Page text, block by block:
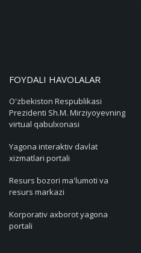
FOYDALI HAVOLALAR
O'zbekiston Respublikasi
Prezidenti Sh.M. Mirziyoyevning
virtual qabulxonasi
Yagona interaktiv davlat
xizmatlari portali
Resurs bozori ma'lumoti va
resurs markazi
Korporativ axborot yagona
portali